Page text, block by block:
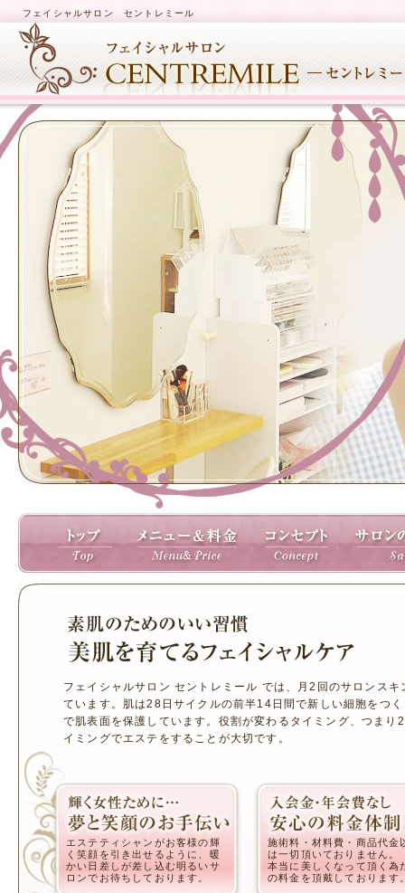
フェイシャルサロン セントレミール
フェイシャルサロン セントレミール では、月2回のサロンスキ
ています。肌は28日サイクルの前半14日間で新しい細胞をつ
で肌表面を保護しています。役割が変わるタイミング、つまり
イミングでエステをすることが大切です。
エステティシャンがお客様の輝
く笑顔を引き出せるように、暖
かい日差しが差し込む明るいサ
ロンでお待ちしております。
施術料・材料費・商品代金
は一切頂いておりません。
本当に美しくなって頂く為
の料金を頂戴しております